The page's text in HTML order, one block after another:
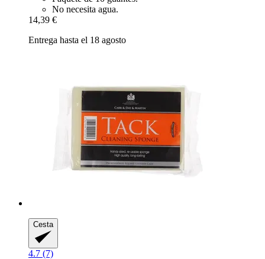
No necesita agua.
14,39 €
Entrega hasta el 18 agosto
Cesta
4.7 (7)